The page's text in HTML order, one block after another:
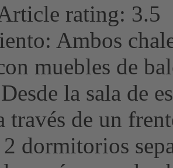
rating: 3.5
Ambos
muebles de
la sala de
través de un
dormitorios